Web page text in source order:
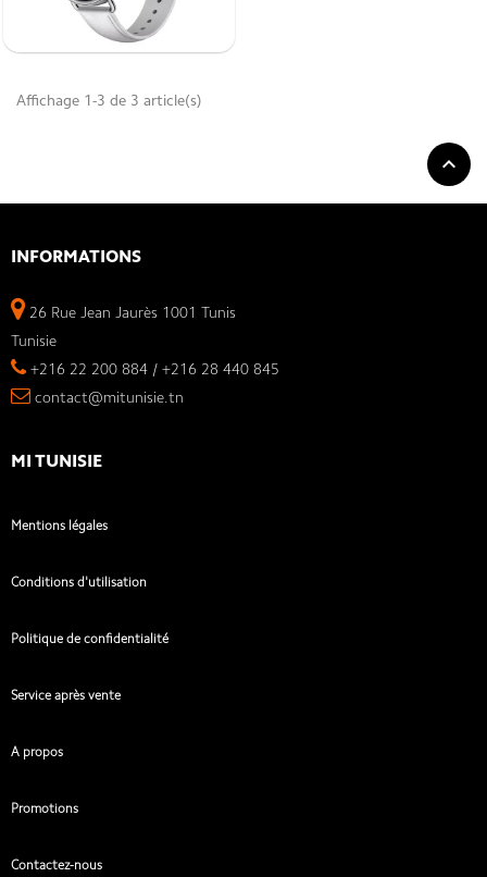
Affichage 1-3 de 3 article(s)

INFORMATIONS
26 Rue Jean Jaurès 1001 Tunis
Tunisie
+216 22 200 884 / +216 28 440 845
contact@mitunisie.tn
MI TUNISIE
Mentions légales
Conditions d'utilisation
Politique de confidentialité
Service après vente
A propos
Promotions
Contactez-nous